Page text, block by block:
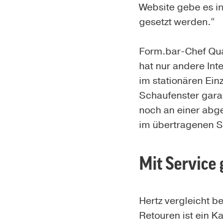
Website gebe es
gesetzt werden.“
Form.bar-Chef
hat nur andere
im stationären
Schaufenster
noch an einer
im übertragenen
Mit Service
Hertz vergleicht
Retouren ist ein